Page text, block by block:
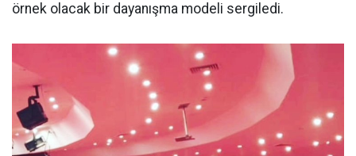
örnek olacak bir dayanışma modeli sergiledi.